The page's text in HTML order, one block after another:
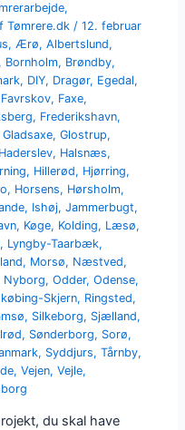
,
Tømrere.dk/12. februar
,Ærø,Albertslund,
, Bornholm, Brøndby,
, DIY, Dragør, Egedal,
Favrskov, Faxe,
, Frederikshavn,
Gladsaxe,Glostrup,
Haderslev, Halsnæs,
, Hillerød, Hjørring,
, Horsens, Hørsholm,
, Ishøj,Jammerbugt,
, Køge, Kolding, Læsø,
, Lyngby-Taarbæk,
, Morsø, Næstved,
Nyborg,Odder,Odense,
Skjern, Ringsted,
, Silkeborg, Sjælland,
, Sønderborg, Sorø,
, Syddjurs,Tårnby,
,Vejen,Vejle,
du skal have